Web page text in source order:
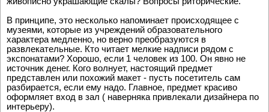
В принципе, это несколько напоминает происходящее с
музеями, которые из учреждений образовательного
характера медленно, но верно преобразуются в
развлекательные. Кто читает мелкие надписи рядом с
экспонатами? Хорошо, если 1 человек из 100. Он явно не
источник денег. Кого волнует, настоящий предмет
представлен или похожий макет - пусть посетитель сам
разбирается, если ему надо. Главное, предмет красиво
оформляет вход в зал ( наверняка привлекали дизайнера по
интерьеру).